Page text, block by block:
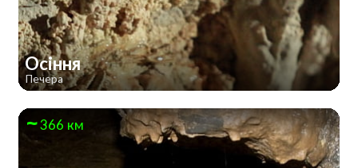
Осіння
Печера
366 км